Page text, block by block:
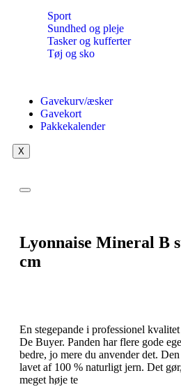
Sport
Sundhed og pleje
Tasker og kufferter
Tøj og sko
Gavekurv/æsker
Gavekort
Pakkekalender
X
Lyonnaise Mineral B
cm
En stegepande i professionel
De Buyer. Panden har flere gode
bedre, jo mere du anvender det.
lavet af 100 % naturligt jern. Det
meget høje te